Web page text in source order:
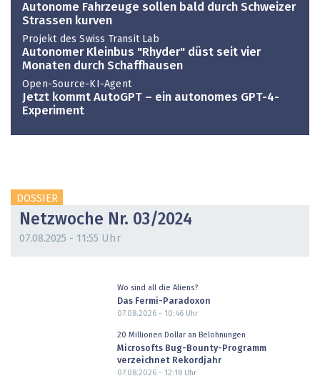
Autonome Fahrzeuge sollen bald durch Schweizer
Strassen kurven
Projekt des Swiss Transit Lab
Autonomer Kleinbus "Rhyder" düst seit vier
Monaten durch Schaffhausen
Open-Source-KI-Agent
Jetzt kommt AutoGPT – ein autonomes GPT-4-
Experiment
DOSSIER
Netzwoche Nr. 03/2024
07.08.2025 - 11:55 Uhr
Wo sind all die Aliens?
Das Fermi-Paradoxon
07.08.2026 - 10:46Uhr
20 Millionen Dollar an Belohnungen
Microsofts Bug-Bounty-Programm
verzeichnet Rekordjahr
07.08.2026 - 12:18Uhr